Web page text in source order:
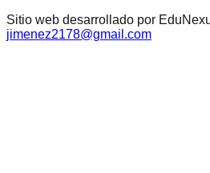
Sitio web desarrollado por
jimenez2178@gmail.com